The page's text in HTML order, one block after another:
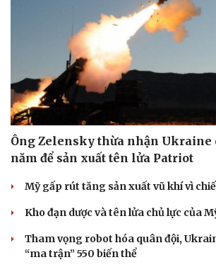
Sức khỏe
Dinh dưỡng - món ngon
Cây thuốc
Sản phụ khoa
Nhi khoa
Nam khoa
Làm đẹp - giảm cân
Phòng mạch online
Ăn sạch sống khỏe
Blog
Tình yêu
Ông Zelensky thừa nhận Ukraine
năm để sản xuất tên lửa Patriot
Mỹ gấp rút tăng sản xuất vũ khí vì
Kho đạn dược và tên lửa chủ lực của
Tham vọng robot hóa quân đội,
“ma trận” 550 biến thể